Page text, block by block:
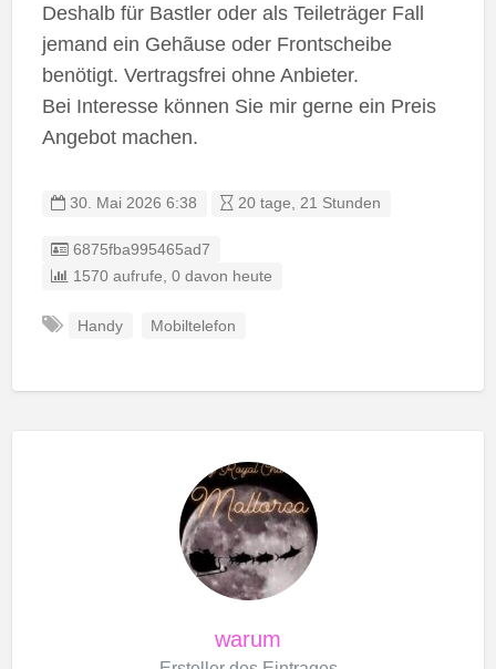
Deshalb für Bastler oder als Teileträger Fall
jemand ein Gehãuse oder Frontscheibe
benötigt. Vertragsfrei ohne Anbieter.
Bei Interesse können Sie mir gerne ein Preis
Angebot machen.
30. Mai 2026 6:38 20 tage, 21 Stunden
Eintrag-ID:
6875fba995465ad7
1570 aufrufe, 0 davon heute
Handy Mobiltelefon
warum